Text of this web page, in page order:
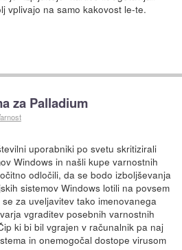
vplivajo na samo kakovost le-te.
za Palladium
uporabniki po svetu skritizirali
Windows in našli kupe varnostnih
odločili, da se bodo izboljševanja
sistemov Windows lotili na povsem
za uveljavitev tako imenovanega
vgraditev posebnih varnostnih
ki bi bil vgrajen v računalnik pa naj
in onemogočal dostope virusom